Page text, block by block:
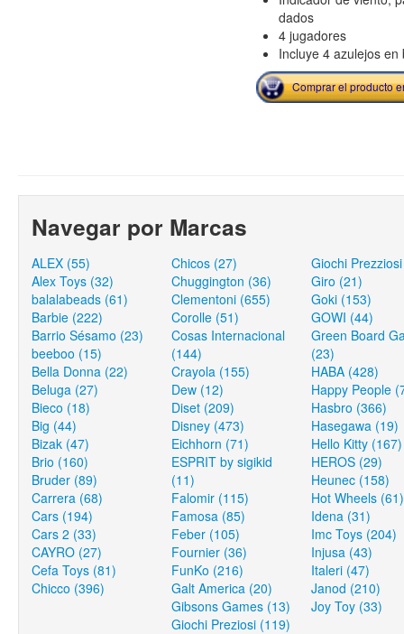
dados
4 jugadores
Incluye 4 azulejos
Comprar el producto
Navegar por Marcas
ALEX (55)
Alex Toys (32)
balalabeads (61)
Barbie (222)
Barrio Sésamo (23)
beeboo (15)
Bella Donna (22)
Beluga (27)
Bieco (18)
Big (44)
Bizak (47)
Brio (160)
Bruder (89)
Carrera (68)
Cars (194)
Cars 2 (33)
CAYRO (27)
Cefa Toys (81)
Chicco (396)
Chicos (27)
Chuggington (36)
Clementoni (655)
Corolle (51)
Cosas Internacional
(144)
Crayola (155)
Dew (12)
Diset (209)
Disney (473)
Eichhorn (71)
ESPRIT by sigikid
(11)
Falomir (115)
Famosa (85)
Feber (105)
Fournier (36)
FunKo (216)
Galt America (20)
Gibsons Games (13)
Giochi Preziosi (119)
Giochi
Giro (21)
Goki (153)
GOWI (44)
Green Board
(23)
HABA (428)
Happy People
Hasbro (366)
Hasegawa (19)
Hello Kitty (167)
HEROS (29)
Heunec (158)
Hot Wheels (61)
Idena (31)
Imc Toys (204)
Injusa (43)
Italeri (47)
Janod (210)
Joy Toy (33)